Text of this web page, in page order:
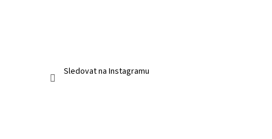
Sledovat na Instagramu